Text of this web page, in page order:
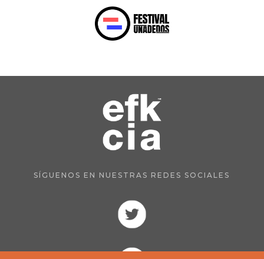
SÍGUENOS EN NUESTRAS REDES SOCIALES